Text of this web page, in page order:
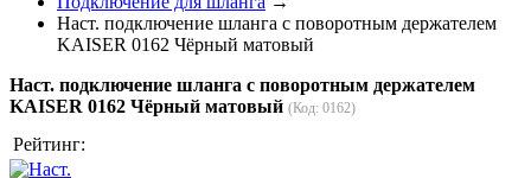
Наст. подключение шланга с поворотным держателем
KAISER 0162 Чёрный матовый
Наст. подключение шланга с поворотным держателем
KAISER 0162 Чёрный матовый (Код: 0162)
Рейтинг: